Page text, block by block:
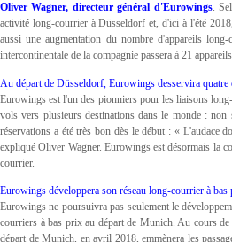
Oliver Wagner, directeur général d'Eurowings.
activité long-courrier à Düsseldorf et, d'ici à l'été
aussi une augmentation du nombre d'appareils
intercontinentale de la compagnie passera à 21
Au départ de Düsseldorf, Eurowings desservira
Eurowings est l'un des pionniers pour les liaisons
vols vers plusieurs destinations dans le monde :
réservations a été très bon dès le début : « L'audace
expliqué Oliver Wagner. Eurowings est désormais la
courrier.
Eurowings développera son réseau long-courrier à
Eurowings ne poursuivra pas seulement le
courriers à bas prix au départ de Munich. Au cours
départ de Munich, en avril 2018, emmènera les